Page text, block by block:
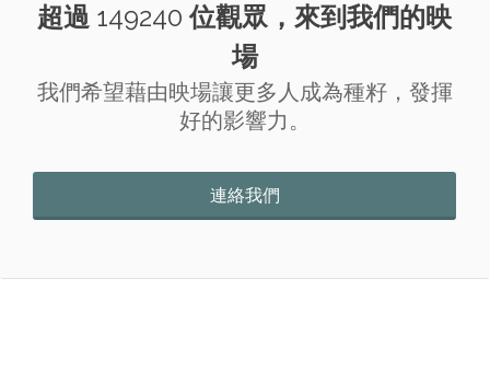
超過 149240 位觀眾，來到我們的映
場
我們希望藉由映場讓更多人成為種籽，發揮
好的影響力。
連絡我們